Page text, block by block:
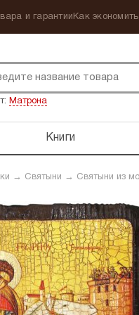
и гарантии Как
Матрона
Книги
→ Святыни → Святыни из